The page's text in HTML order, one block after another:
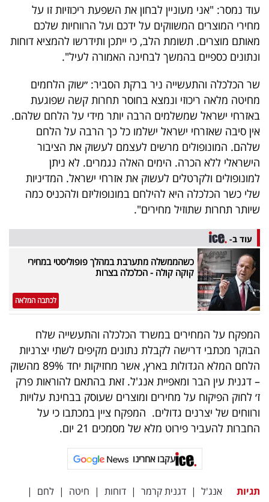
שיתופי
פעולה
דרושים
ניוזלטרים
מייל
אדום
פרסמו
באייס
עקבו
אחרינו:
עוד נמסר: "אני מעוניין לבחון את השפעת ריכוזיות זו על
מחירי המוצרים המשווקים על ידכם ועל הרווחיות שלכם
מאותם מוצרים. תשומת הלב, כי ייתכן ותידרשו להמציא דוחות
ונתונים כספיים בהמשך לבחינה האמורה לעיל".
שר הכלכלה והתעשייה ניר ברקת הסביר: ״שוק הלחמים
מחיטה מלאה ריכוזי ונמצא בחוסר תחרות קשה שפוגעת
באזרחי ישראל שמשלמים הרבה יותר מידי על הלחם שלהם.
אין סיבה שאזרחי ישראל ישלמו כל כך הרבה על הלחם
שלהם. המונופולים מרשים לעצמם לעשוק את הציבור
הישראלי ללא הכרה. הימים האלה נגמרים. לא ניתן
למונופולים ולקרטלים לעשוק את אזרחי ישראל. המדיניות
שלי כשר הכלכלה היא להילחם במונופוליזם ולהכניס כמה
שיותר תחרות שתוזיל מחירים".
עוד ב-
כשהממשלה מתערבת במהלך פופוליסטי במחירי
קוקה קולה - הכלכלה בצרות
לכתבה המלאה
המפקח על המחירים במשרד הכלכלה והתעשייה שלח
הבוקר מכתבי דרישה לקבלת נתונים מקיפים לשתי יצרניות
הלחם המלא הגדולות בארץ, אשר מחזיקות יחד 89% מהשוק
– דגנית עין הבר ומאפיית אנג'ל. זאת בהתאם להוראות פרק
ז׳ לחוק הפיקוח על מחירים ומוצרים שעוסק בבחינת עלויות
ורווחים של יצרנים גדולים. המפקח ציין במכתבו כי על
החברות להעביר פירוט מלא של מסמכים 21 יום.
עקבו אחרינו
תגיות אנג'ל | דגנית קרמר | דוחות | חיטה | לחם |